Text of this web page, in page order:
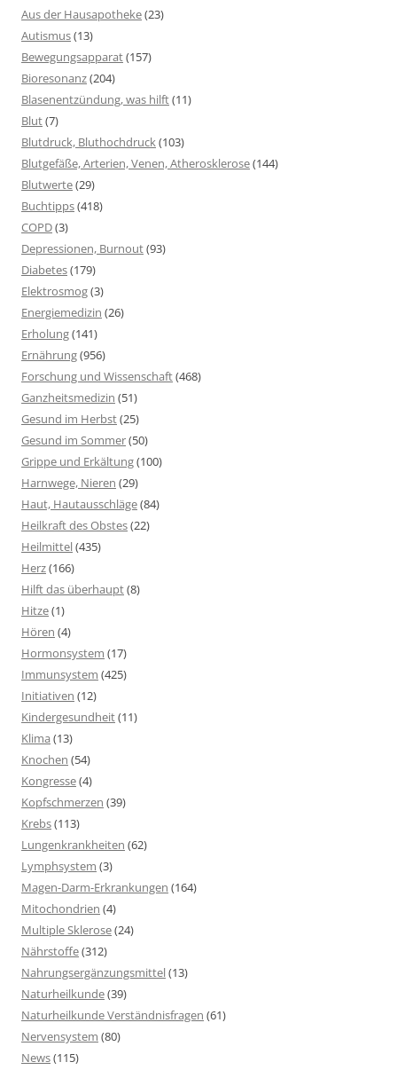
Aus der Hausapotheke(23)
Autismus(13)
Bewegungsapparat(157)
Bioresonanz(204)
Blasenentzündung, was hilft(11)
Blut(7)
Blutdruck, Bluthochdruck(103)
Blutgefäße, Arterien, Venen, Atherosklerose(144)
Blutwerte(29)
Buchtipps(418)
COPD(3)
Depressionen, Burnout(93)
Diabetes(179)
Elektrosmog(3)
Energiemedizin (26)
Erholung(141)
Ernährung(956)
Forschung und Wissenschaft(468)
Ganzheitsmedizin (51)
Gesund im Herbst(25)
Gesund im Sommer(50)
Grippe und Erkältung(100)
Harnwege, Nieren (29)
Haut, Hautausschläge(84)
Heilkraft des Obstes(22)
Heilmittel(435)
Herz(166)
Hilft das überhaupt(8)
Hitze(1)
Hören (4)
Hormonsystem (17)
Immunsystem (425)
Initiativen (12)
Kindergesundheit(11)
Klima (13)
Knochen (54)
Kongresse(4)
Kopfschmerzen (39)
Krebs(113)
Lungenkrankheiten (62)
Lymphsystem (3)
Magen-Darm-Erkrankungen (164)
Mitochondrien (4)
Multiple Sklerose(24)
Nährstoffe(312)
Nahrungsergänzungsmittel(13)
Naturheilkunde(39)
Naturheilkunde Verständnisfragen (61)
Nervensystem (80)
News(115)